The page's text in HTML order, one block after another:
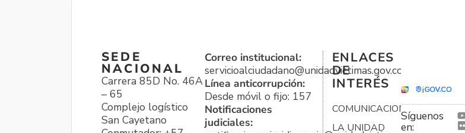
SEDE
NACIONAL
Carrera 85D No. 46A
– 65
Complejo logístico
San Cayetano
Correo institucional:
servicioalciudadano@unidadvictimas.gov.co
Línea anticorrupción:
Desde móvil o fijo: 157
Notificaciones
judiciales:
ENLACES
DE
INTERÉS
COMUNICACIONES
LA UNIDAD
Síguenos
en: